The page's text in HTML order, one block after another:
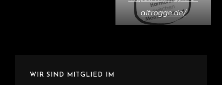
altrogge.de/
WIR SIND MITGLIED IM